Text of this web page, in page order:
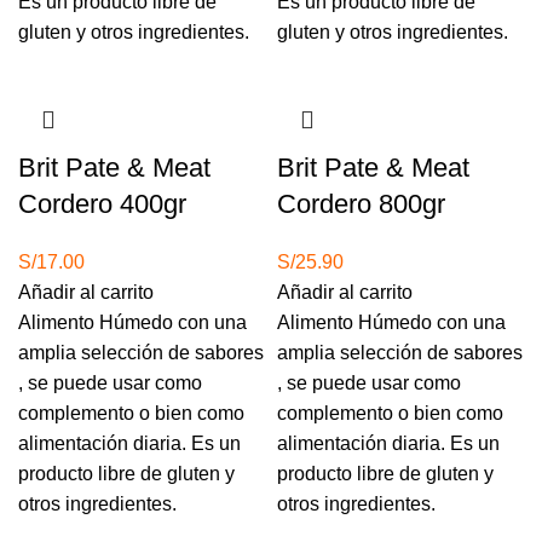
gluten y otros ingredientes.
gluten y otros ingredientes.
Brit Pate & Meat
Cordero 400gr
S/17.00
Añadir al carrito
Alimento Húmedo con una
amplia selección de sabores
, se puede usar como
complemento o bien como
alimentación diaria. Es un
producto libre de gluten y
otros ingredientes.
Brit Pate & Meat
Cordero 800gr
S/25.90
Añadir al carrito
Alimento Húmedo con una
amplia selección de sabores
, se puede usar como
complemento o bien como
alimentación diaria. Es un
producto libre de gluten y
otros ingredientes.